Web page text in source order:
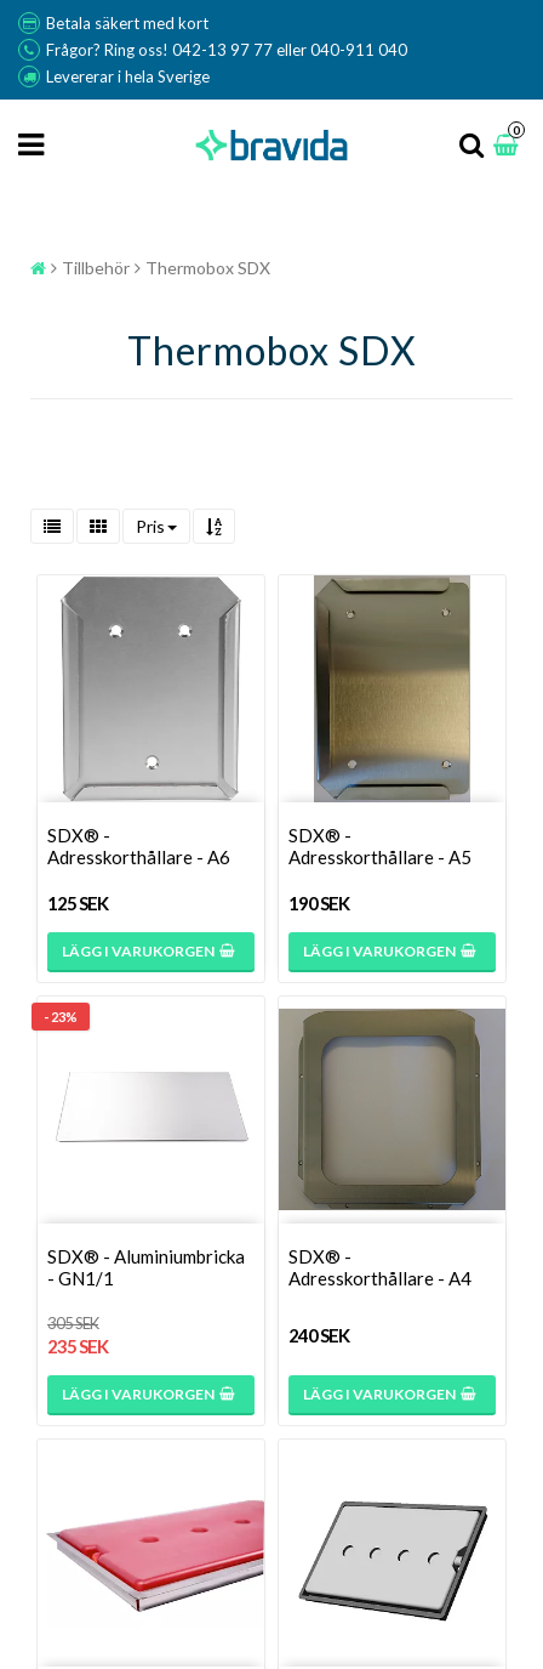
Betala säkert med kort
Frågor? Ring oss! 042-13 97 77 eller 040-911 040
Levererar i hela Sverige
0
Tillbehör Thermobox SDX
Thermobox SDX
Pris
SDX® -
Adresskorthållare - A6
125 SEK
LÄGG I VARUKORGEN
SDX® -
Adresskorthållare - A5
190 SEK
LÄGG I VARUKORGEN
- 23%
SDX® - Aluminiumbricka
- GN1/1
305 SEK
235 SEK
LÄGG I VARUKORGEN
SDX® -
Adresskorthållare - A4
240 SEK
LÄGG I VARUKORGEN